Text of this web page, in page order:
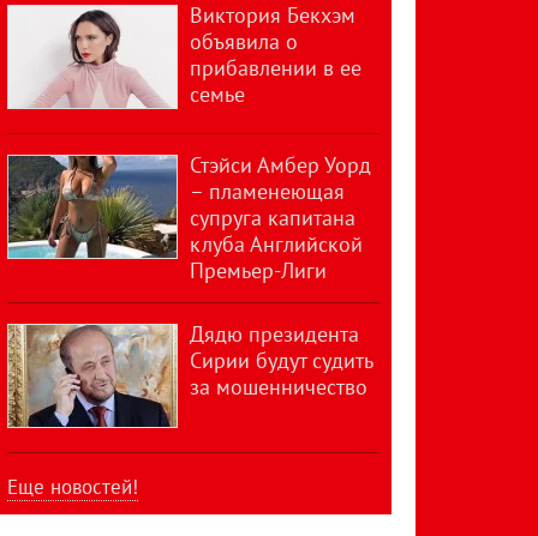
Виктория Бекхэм
объявила о
прибавлении в ее
семье
Стэйси Амбер Уорд
– пламенеющая
супруга капитана
клуба Английской
Премьер-Лиги
Дядю президента
Сирии будут судить
за мошенничество
Еще новостей!